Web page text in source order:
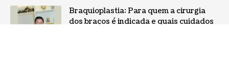
Braquioplastia: Para quem a cirurgia
dos braços é indicada e quais cuidados